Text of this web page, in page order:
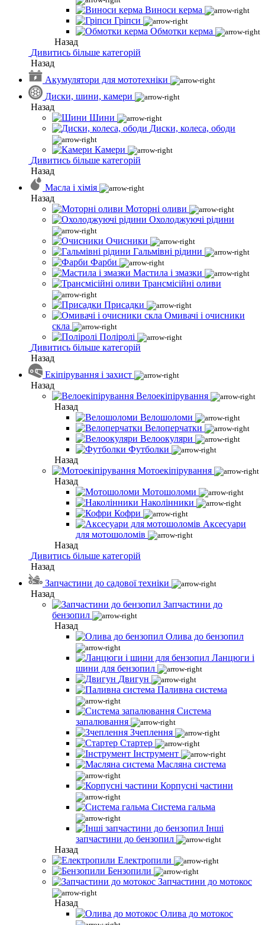
Виноси керма
Гріпси
Обмотки керма
Назад
Дивитись більше категорій
Назад
Акумулятори для мототехніки
Диски, шини, камери
Назад
Шини
Диски, колеса, ободи
Камери
Дивитись більше категорій
Назад
Масла і хімія
Назад
Моторні оливи
Охолоджуючі рідини
Очисники
Гальмівні рідини
Фарби
Мастила і змазки
Трансмісійні оливи
Присадки
Омивачі і очисники
скла
Поліролі
Дивитись більше категорій
Назад
Екіпірування і захист
Назад
Велоекіпірування
Назад
Велошоломи
Велоперчатки
Велоокуляри
Футболки
Назад
Мотоекіпірування
Назад
Мотошоломи
Наколінники
Кофри
Аксесуари
для мотошоломів
Назад
Дивитись більше категорій
Назад
Запчастини до садової техніки
Назад
Запчастини до
бензопил
Назад
Олива до бензопил
Ланцюги і
шини для бензопил
Двигун
Паливна система
Система
запалювання
Зчеплення
Стартер
Інструмент
Масляна система
Корпусні частини
Система гальма
Інші
запчастини до бензопил
Назад
Електропили
Бензопили
Запчастини до мотокос
Назад
Олива до мотокос